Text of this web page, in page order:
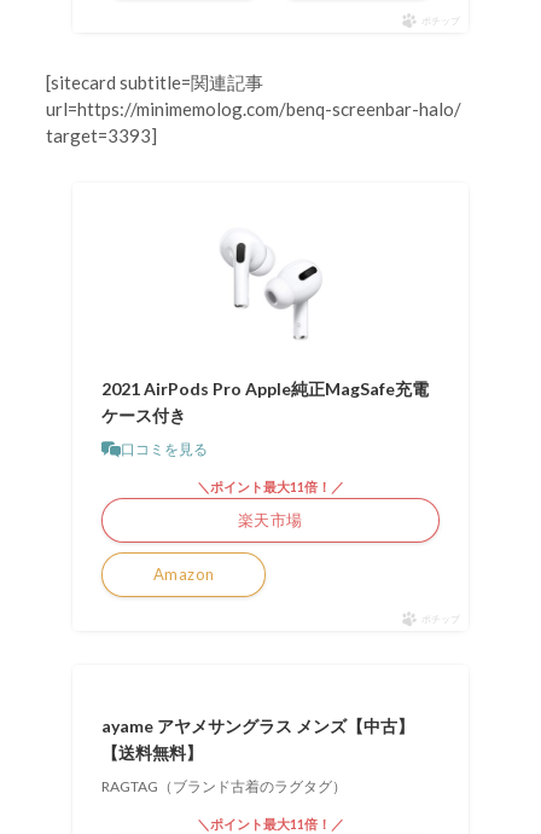
ポチップ
[sitecard subtitle=関連記事
url=https://minimemolog.com/benq-screenbar-halo/
target=3393]
2021 AirPods Pro Apple純正MagSafe充電
ケース付き
口コミを見る
Amazon
＼ポイント最大11倍！／
楽天市場
ポチップ
ayame アヤメサングラス メンズ【中古】
【送料無料】
RAGTAG（ブランド古着のラグタグ）
＼ポイント最大11倍！／